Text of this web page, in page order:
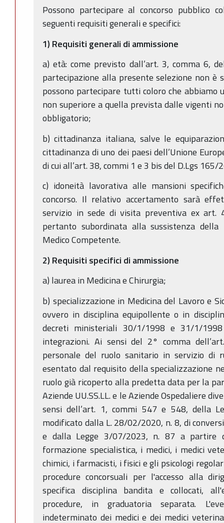
Possono partecipare al concorso pubblico
seguenti requisiti generali e specifici:
1) Requisiti generali di ammissione
a) età: come previsto dall’art. 3, comma 6,
partecipazione alla presente selezione non
possono partecipare tutti coloro che abbiamo
non superiore a quella prevista dalle vigenti
obbligatorio;
b) cittadinanza italiana, salve le
cittadinanza di uno dei paesi dell’Unione
di cui all’art. 38, commi 1 e 3 bis del D.Lgs 165/
c) idoneità lavorativa alle mansioni
concorso. Il relativo accertamento sarà
servizio in sede di visita preventiva ex art.
pertanto subordinata alla sussistenza
Medico Competente.
2) Requisiti specifici di ammissione
a) laurea in Medicina e Chirurgia;
b) specializzazione in Medicina del Lavoro e
ovvero in disciplina equipollente o in
decreti ministeriali 30/1/1998 e 31/1/1998
integrazioni. Ai sensi del 2° comma
personale del ruolo sanitario in servizio di
esentato dal requisito della specializzazione
ruolo già ricoperto alla predetta data per la
Aziende UU.SS.LL. e le Aziende Ospedaliere
sensi dell’art. 1, commi 547 e 548, della
modificato dalla L. 28/02/2020, n. 8, di
e dalla Legge 3/07/2023, n. 87 a partire
formazione specialistica, i medici, i medici
chimici, i farmacisti, i fisici e gli psicologi
procedure concorsuali per l'accesso alla
specifica disciplina bandita e collocati,
procedure, in graduatoria separata.
indeterminato dei medici e dei medici